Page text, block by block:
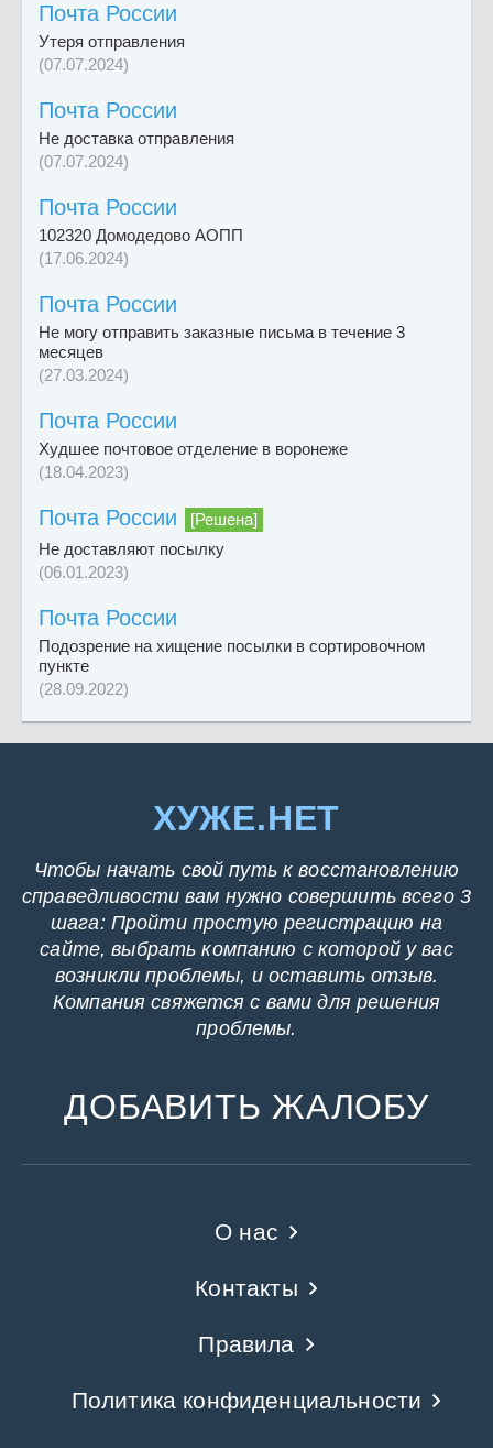
Почта России
Утеря отправления
(07.07.2024)
Почта России
Не доставка отправления
(07.07.2024)
Почта России
102320 Домодедово АОПП
(17.06.2024)
Почта России
Не могу отправить заказные письма в течение 3
месяцев
(27.03.2024)
Почта России
Худшее почтовое отделение в воронеже
(18.04.2023)
Почта России
[Решена]
Не доставляют посылку
(06.01.2023)
Почта России
Подозрение на хищение посылки в сортировочном
пункте
(28.09.2022)
ХУЖЕ.НЕТ
Чтобы начать свой путь к восстановлению
справедливости вам нужно совершить всего 3
шага: Пройти простую регистрацию на
сайте, выбрать компанию с которой у вас
возникли проблемы, и оставить отзыв.
Компания свяжется с вами для решения
проблемы.
ДОБАВИТЬ ЖАЛОБУ
О нас
Контакты
Правила
Политика конфиденциальности